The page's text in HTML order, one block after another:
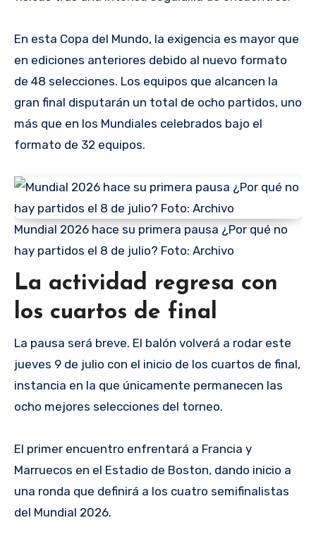
En esta Copa del Mundo, la exigencia es mayor que
en ediciones anteriores debido al nuevo formato
de 48 selecciones. Los equipos que alcancen la
gran final disputarán un total de ocho partidos, uno
más que en los Mundiales celebrados bajo el
formato de 32 equipos.
Mundial 2026 hace su primera pausa ¿Por qué no
hay partidos el 8 de julio? Foto: Archivo
La actividad regresa con
los cuartos de final
La pausa será breve. El balón volverá a rodar este
jueves 9 de julio con el inicio de los cuartos de final,
instancia en la que únicamente permanecen las
ocho mejores selecciones del torneo.
El primer encuentro enfrentará a Francia y
Marruecos en el Estadio de Boston, dando inicio a
una ronda que definirá a los cuatro semifinalistas
del Mundial 2026.